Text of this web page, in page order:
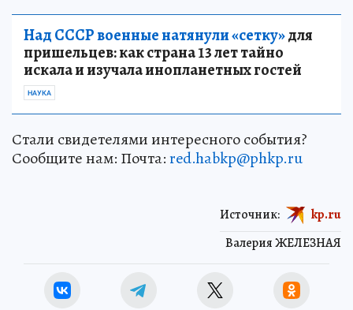
Над СССР военные натянули «сетку»для
пришельцев: как страна 13 лет тайно
искала и изучала инопланетных гостей
НАУКА
Стали свидетелями интересного события?
Сообщите нам: Почта:red.habkp@phkp.ru
Валерия ЖЕЛЕЗНАЯ
Источник: kp.ru